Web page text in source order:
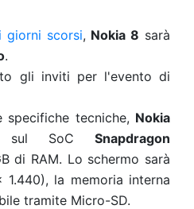
giorni scorsi, Nokia 8 sarà
.
gli inviti per l'evento di
specifiche tecniche, Nokia
sul SoC Snapdragon
di RAM. Lo schermo sarà
1.440), la memoria interna
tramite Micro-SD.